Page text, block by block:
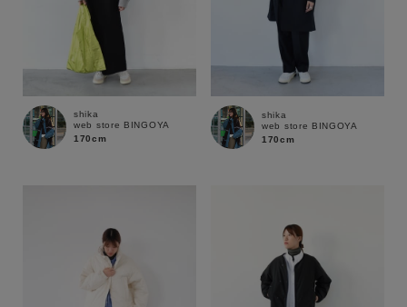
shika
web store BINGOYA
170cm
shika
web store BINGOYA
170cm